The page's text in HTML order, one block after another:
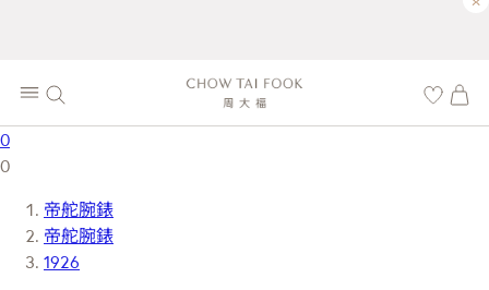
0
0
帝舵腕錶
帝舵腕錶
1926